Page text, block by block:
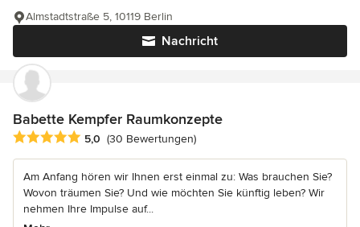
Nachricht
Almstadtstraße 5, 10119 Berlin
Babette Kempfer Raumkonzepte
Durchschnittliche Bewertung: 5 von 5 Sternen
5,0 (30 Bewertungen)
Am Anfang hören wir Ihnen erst einmal zu: Was brauchen Sie?
Wovon träumen Sie? Und wie möchten Sie künftig leben? Wir
nehmen Ihre Impulse auf...